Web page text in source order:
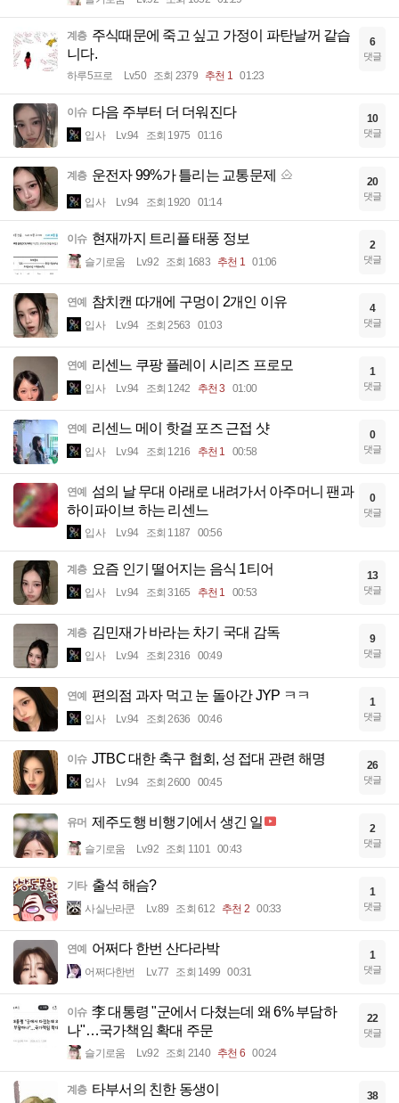
계층 주식때문에 죽고 싶고 가정이 파탄날꺼 같습
니다.
하루5프로 Lv.50 조회 2379 추천 1 01:23
6
댓글
이슈 다음 주부터 더 더워진다
입사 Lv.94 조회 1975 01:16
10
댓글
계층 운전자 99%가 틀리는 교통문제
입사 Lv.94 조회 1920 01:14
20
댓글
이슈 현재까지 트리플 태풍 정보
슬기로움 Lv.92 조회 1683 추천 1 01:06
2
댓글
연예 참치캔 따개에 구멍이 2개인 이유
입사 Lv.94 조회 2563 01:03
4
댓글
연예 리센느 쿠팡 플레이 시리즈 프로모
입사 Lv.94 조회 1242 추천 3 01:00
1
댓글
연예 리센느 메이 핫걸 포즈 근접 샷
입사 Lv.94 조회 1216 추천 1 00:58
0
댓글
연예 섬의 날 무대 아래로 내려가서 아주머니 팬과
하이파이브 하는 리센느
입사 Lv.94 조회 1187 00:56
0
댓글
계층 요즘 인기 떨어지는 음식 1티어
입사 Lv.94 조회 3165 추천 1 00:53
13
댓글
계층 김민재가 바라는 차기 국대 감독
입사 Lv.94 조회 2316 00:49
9
댓글
연예 편의점 과자 먹고 눈 돌아간 JYP ㅋㅋ
입사 Lv.94 조회 2636 00:46
1
댓글
이슈 JTBC 대한 축구 협회, 성 접대 관련 해명
입사 Lv.94 조회 2600 00:45
26
댓글
유머 제주도행 비행기에서 생긴 일
슬기로움 Lv.92 조회 1101 00:43
2
댓글
기타 출석 해슴?
사실난라쿤 Lv.89 조회 612 추천 2 00:33
1
댓글
연예 어쩌다 한번 산다라박
어쩌다한번 Lv.77 조회 1499 00:31
1
댓글
이슈 李 대통령 "군에서 다쳤는데 왜 6% 부담하
나"…국가책임 확대 주문
슬기로움 Lv.92 조회 2140 추천 6 00:24
22
댓글
계층 타부서의 친한 동생이 38